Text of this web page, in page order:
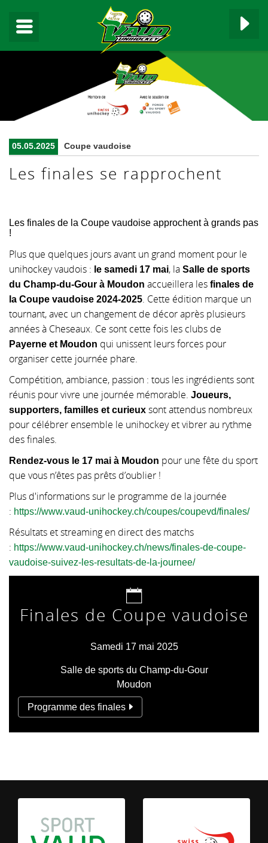
▼
▼
05.05.2025 Coupe vaudoise
Les finales se rapprochent
Les finales de la Coupe vaudoise approchent à grands pas
!
Plus que quelques jours avant un grand moment pour le
unihockey vaudois : le samedi 17 mai, la Salle de sports
du Champ-du-Gour à Moudon accueillera les finales de
la Coupe vaudoise 2024-2025. Cette édition marque un
tournant, avec un changement de décor après plusieurs
années à Cheseaux. Ce sont cette fois les clubs de
Payerne et Moudon qui unissent leurs forces pour
organiser cette journée phare.
Compétition, ambiance, passion : tous les ingrédients sont
réunis pour vivre une journée mémorable. Joueurs,
supporters, familles et curieux sont attendus nombreux
pour célébrer ensemble le unihockey et vibrer au rythme
des finales.
Rendez-vous le 17 mai à Moudon pour une fête du sport
que vous n’êtes pas prêts d’oublier !
Plus d'informations sur le programme de la journée
: https://www.vaud-unihockey.ch/coupes/coupevd/finales/
Résultats et streaming en direct des matchs
: https://www.vaud-unihockey.ch/news/finales-de-coupe-
vaudoise-suivez-les-resultats-de-la-journee/
Finales de Coupe vaudoise
Samedi 17 mai 2025
Salle de sports du Champ-du-Gour
Moudon
Programme des finales